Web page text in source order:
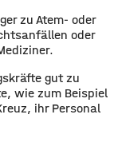
zu Atem- oder
oder
gut zu
wie zum Beispiel
ihr Personal